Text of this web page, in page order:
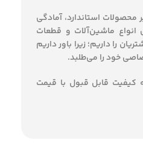
محصولات استاندارد، آمادگی
ماشین‌آلات و قطعات
را داریم؛ زیرا باور داریم
خود را می‌طلبد.
کیفیت قابل قبول با قیمت